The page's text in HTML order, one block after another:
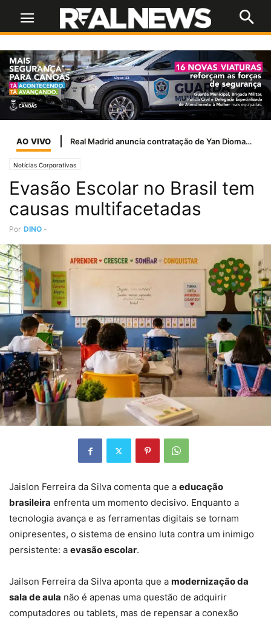
AO VIVO Real Madrid anuncia contratação de Yan Diomande
Notícias Corporativas
Evasão Escolar no Brasil tem
causas multifacetadas
Por DINO -
Jaislon Ferreira da Silva comenta que a educação
brasileira enfrenta um momento decisivo. Enquanto a
tecnologia avança e as ferramentas digitais se tornam
onipresentes, o sistema de ensino luta contra um inimigo
persistente: a evasão escolar.
Jailson Ferreira da Silva aponta que a modernização da
sala de aula não é apenas uma questão de adquirir
computadores ou tablets, mas de repensar a conexão